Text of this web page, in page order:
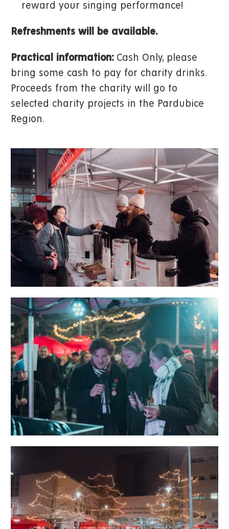
reward your singing performance!
Refreshments will be available.
Practical information: Cash Only, please
bring some cash to pay for charity drinks.
Proceeds from the charity will go to
selected charity projects in the Pardubice
Region.